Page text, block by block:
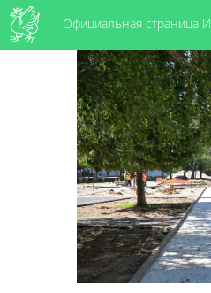
Официальная страница